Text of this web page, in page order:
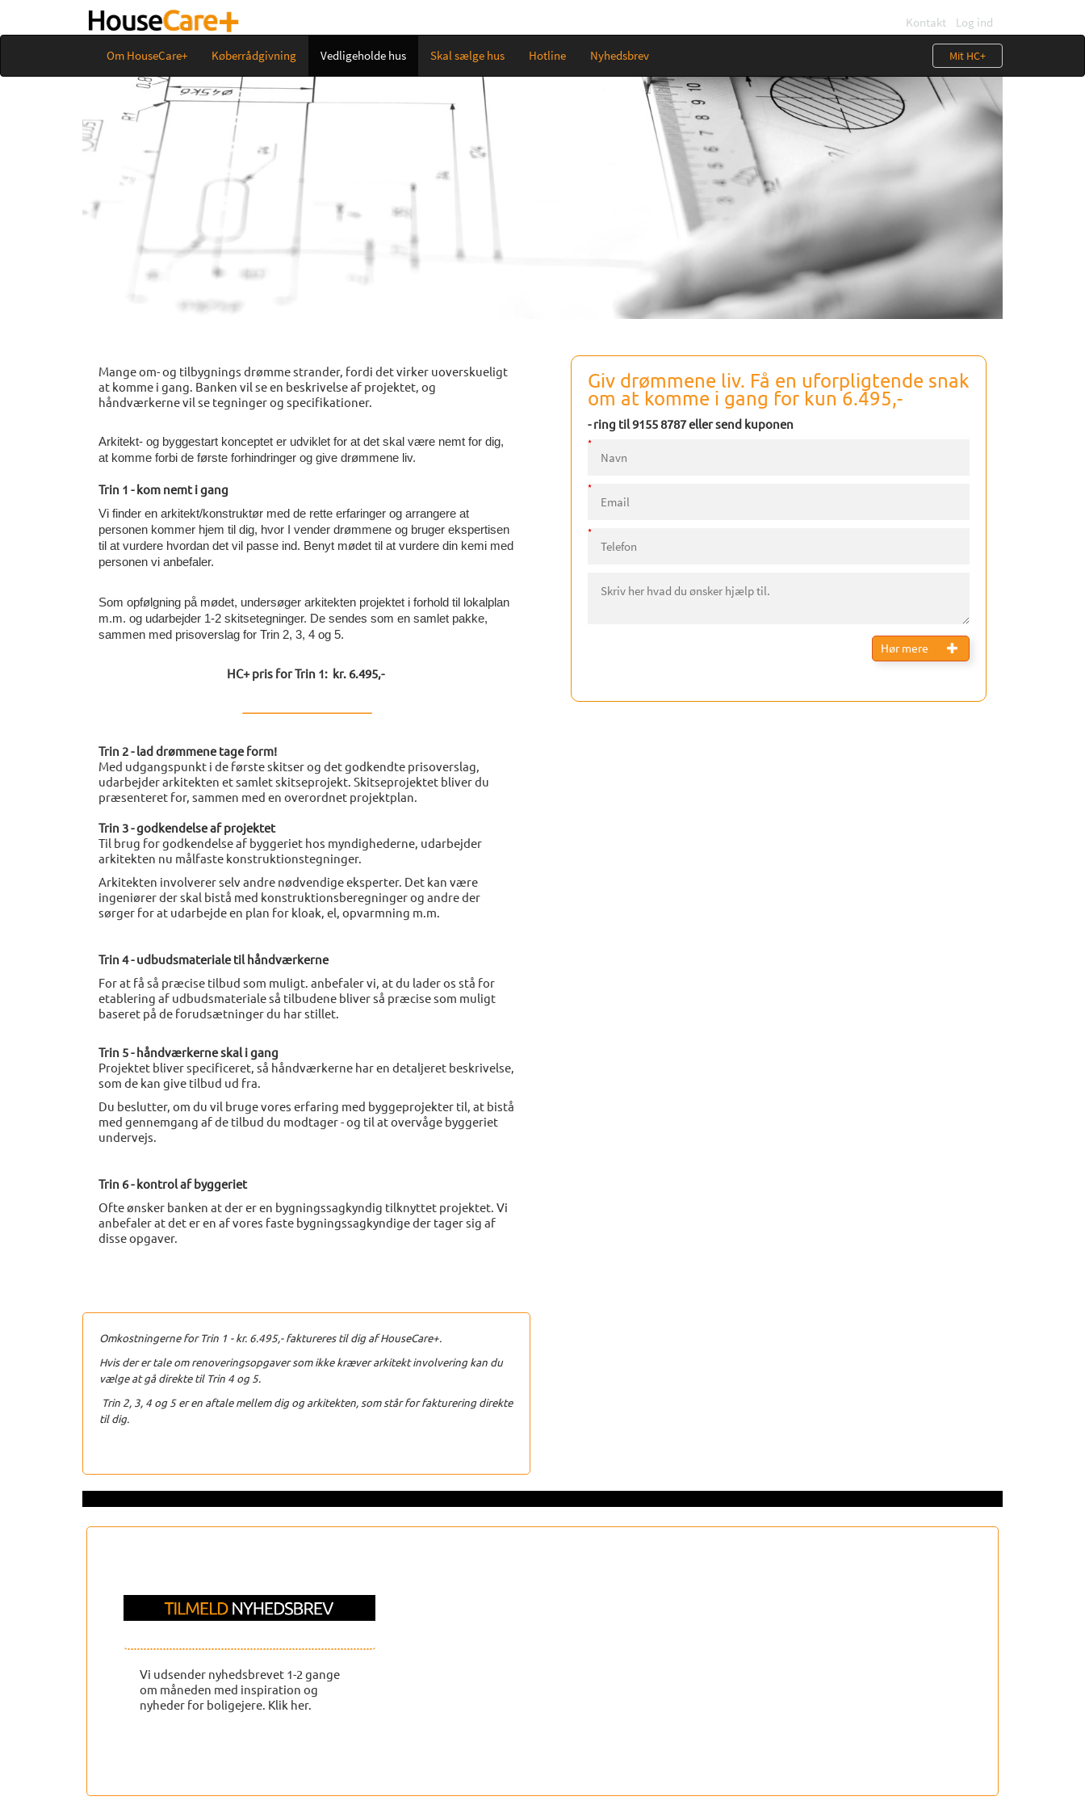
Kontakt Log ind
Om HouseCare+ Køberrådgivning Vedligeholde hus Skal sælge hus Hotline Nyhedsbrev Mit HC+
Mange om- og tilbygnings drømme strander, fordi det virker uoverskueligt
at komme i gang. Banken vil se en beskrivelse af projektet, og
håndværkerne vil se tegninger og specifikationer.
Arkitekt- og byggestart konceptet er udviklet for at det skal være nemt for dig,
at komme forbi de første forhindringer og give drømmene liv.
Trin 1 - kom nemt i gang
Vi finder en arkitekt/konstruktør med de rette erfaringer og arrangere at
personen kommer hjem til dig, hvor I vender drømmene og bruger ekspertisen
til at vurdere hvordan det vil passe ind. Benyt mødet til at vurdere din kemi med
personen vi anbefaler.
Som opfølgning på mødet, undersøger arkitekten projektet i forhold til lokalplan
m.m. og udarbejder 1-2 skitsetegninger. De sendes som en samlet pakke,
sammen med prisoverslag for Trin 2, 3, 4 og 5.
HC+ pris for Trin 1: kr. 6.495,-
----------------------------------------
Trin 2 - lad drømmene tage form!
Med udgangspunkt i de første skitser og det godkendte prisoverslag,
udarbejder arkitekten et samlet skitseprojekt. Skitseprojektet bliver du
præsenteret for, sammen med en overordnet projektplan.
Trin 3 - godkendelse af projektet
Til brug for godkendelse af byggeriet hos myndighederne, udarbejder
arkitekten nu målfaste konstruktionstegninger.
Arkitekten involverer selv andre nødvendige eksperter. Det kan være
ingeniører der skal bistå med konstruktionsberegninger og andre der
sørger for at udarbejde en plan for kloak, el, opvarmning m.m.
Trin 4 - udbudsmateriale til håndværkerne
For at få så præcise tilbud som muligt. anbefaler vi, at du lader os stå for
etablering af udbudsmateriale så tilbudene bliver så præcise som muligt
baseret på de forudsætninger du har stillet.
Trin 5 - håndværkerne skal i gang
Projektet bliver specificeret, så håndværkerne har en detaljeret beskrivelse,
som de kan give tilbud ud fra.
Du beslutter, om du vil bruge vores erfaring med byggeprojekter til, at bistå
med gennemgang af de tilbud du modtager - og til at overvåge byggeriet
undervejs.
Trin 6 - kontrol af byggeriet
Ofte ønsker banken at der er en bygningssagkyndig tilknyttet projektet. Vi
anbefaler at det er en af vores faste bygningssagkyndige der tager sig af
disse opgaver.
Omkostningerne for Trin 1 - kr. 6.495,- faktureres til dig af HouseCare+.
Hvis der er tale om renoveringsopgaver som ikke kræver arkitekt involvering kan du
vælge at gå direkte til Trin 4 og 5.
Trin 2, 3, 4 og 5 er en aftale mellem dig og arkitekten, som står for fakturering direkte
til dig.
Giv drømmene liv. Få en uforpligtende snak
om at komme i gang for kun 6.495,-
- ring til 9155 8787 eller send kuponen
Hør mere
Vi udsender nyhedsbrevet 1-2 gange
om måneden med inspiration og
nyheder for boligejere. Klik her.